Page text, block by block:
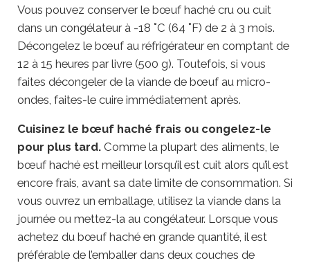
Vous pouvez conserver le bœuf haché cru ou cuit
dans un congélateur à -18 ˚C (64 ˚F) de 2 à 3 mois.
Décongelez le bœuf au réfrigérateur en comptant de
12 à 15 heures par livre (500 g). Toutefois, si vous
faites décongeler de la viande de bœuf au micro-
ondes, faites-le cuire immédiatement après.
Cuisinez le bœuf haché frais ou congelez-le
pour plus tard.Comme la plupart des aliments, le
bœuf haché est meilleur lorsqu’il est cuit alors qu’il est
encore frais, avant sa date limite de consommation. Si
vous ouvrez un emballage, utilisez la viande dans la
journée ou mettez-la au congélateur. Lorsque vous
achetez du bœuf haché en grande quantité, il est
préférable de l’emballer dans deux couches de